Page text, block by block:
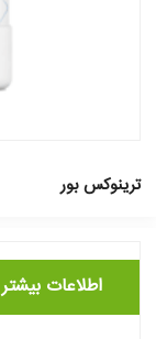
ترینوکس بور
اطلاعات بیشتر